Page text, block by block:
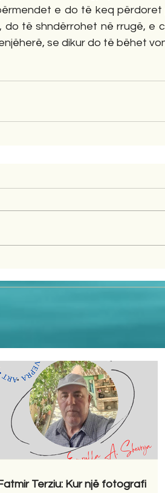
e do të keq
të shndërrohet në rrugë, e
se dikur do të bëhet
Terziu: Kur një fotografi